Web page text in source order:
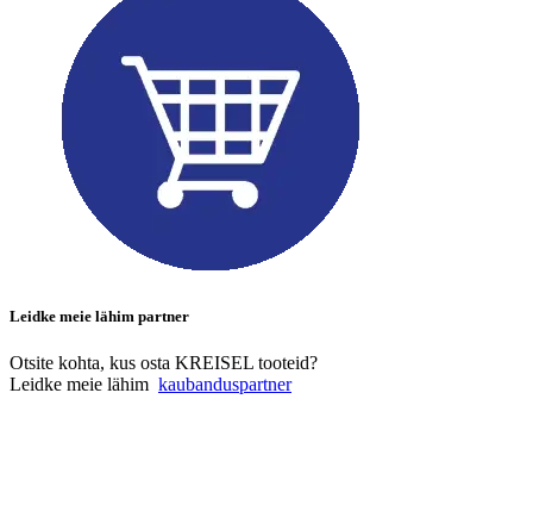
Leidke meie lähim partner
Otsite kohta, kus osta KREISEL tooteid?
Leidke meie lähim kaubanduspartner